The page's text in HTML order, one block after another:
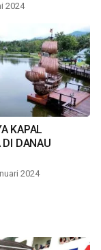
2024
KAPAL
DANAU
2024